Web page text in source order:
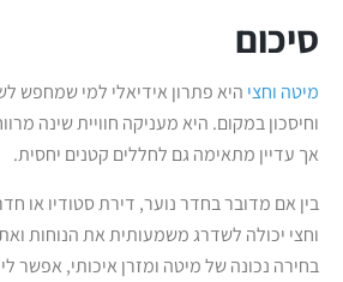
סיכום
מיטה וחציהיא פתרון אידיאלי למי שמחפש
וחיסכון במקום. היא מעניקה חוויית שינה
אך עדיין מתאימה גם לחללים קטנים יחסית.
בין אם מדובר בחדר נוער, דירת סטודיו או
וחצי יכולה לשדרג משמעותית את הנוחות
בחירה נכונה של מיטה ומזרן איכותי, אפשר